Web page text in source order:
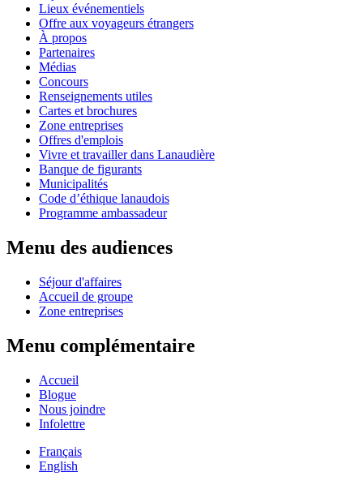
Lieux événementiels
Offre aux voyageurs étrangers
À propos
Partenaires
Médias
Concours
Renseignements utiles
Cartes et brochures
Zone entreprises
Offres d'emplois
Vivre et travailler dans Lanaudière
Banque de figurants
Municipalités
Code d’éthique lanaudois
Programme ambassadeur
Menu des audiences
Séjour d'affaires
Accueil de groupe
Zone entreprises
Menu complémentaire
Accueil
Blogue
Nous joindre
Infolettre
Français
English